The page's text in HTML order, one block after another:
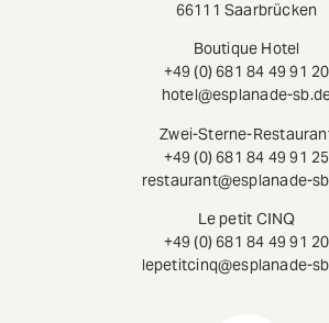
66111 Saarbrücken
Boutique Hotel
+49 (0) 681 84 49 91 20
hotel@esplanade-
Zwei-Sterne-
+49 (0) 681 84 49 91 25
restaurant@esplanade-
Le petit CINQ
+49 (0) 681 84 49 91 20
lepetitcinq@esplanade-